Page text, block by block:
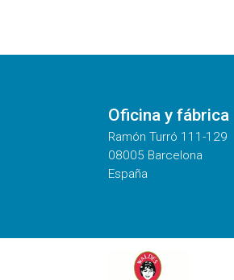
Oficina y fábrica
Ramón Turró 111-129
08005 Barcelona
España